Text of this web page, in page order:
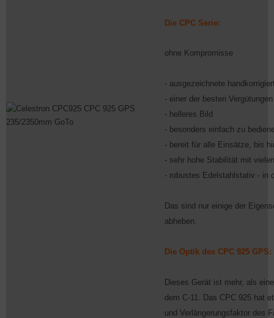
Die CPC Serie:
ohne Kompromisse
- ausgezeichnete
- einer der besten
- helleres Bild
- besonders einfach zu
- bereit für alle Einsätze, bis
- sehr hohe Stabilität mit
- robustes Edelstahlstativ - in
Das sind nur einige der
abheben.
Die Optik des CPC 925 GPS:
Dieses Gerät ist mehr, als
dem C-11. Das CPC 925 hat
und Verlängerungsfaktor des